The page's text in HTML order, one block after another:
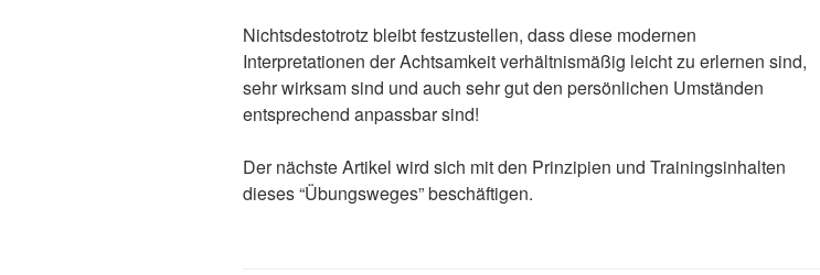
Nichtsdestotrotz bleibt festzustellen, dass diese modernen
Interpretationen der Achtsamkeit verhältnismäßig leicht zu erlernen sind,
sehr wirksam sind und auch sehr gut den persönlichen Umständen
entsprechend anpassbar sind!
Der nächste Artikel wird sich mit den Prinzipien und Trainingsinhalten
dieses “Übungsweges” beschäftigen.